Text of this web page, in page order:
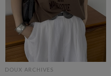
DOUX ARCHIVES